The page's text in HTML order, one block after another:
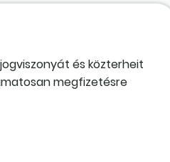
jogviszonyát és közterheit
megfizetésre
kell számolnia a